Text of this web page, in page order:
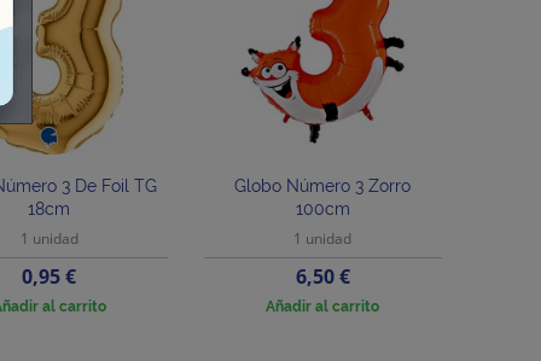
3 De Foil TG
18cm
1 unidad
Precio
0,95 €
al carrito
Globo Número 3 Zorro
100cm
1 unidad
Precio
6,50 €
Añadir al carrito